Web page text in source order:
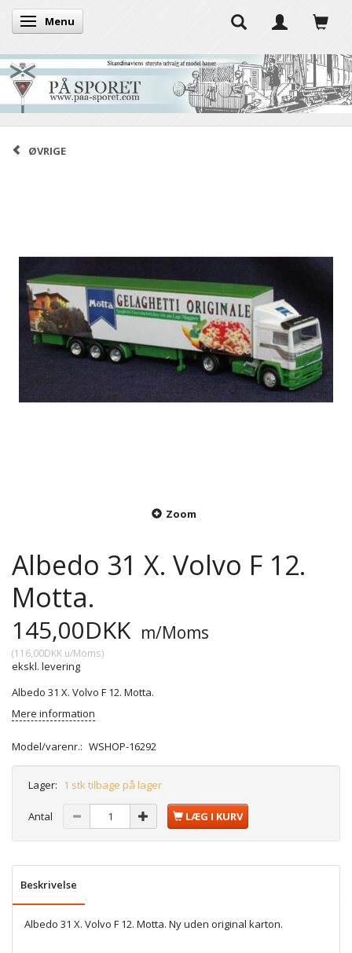
Skifte navigation
Menu
ØVRIGE
Zoom
Albedo 31 X. Volvo F 12.
Motta.
145,00DKK m/Moms
(116,00DKK u/Moms)
ekskl. levering
Albedo 31 X. Volvo F 12. Motta.
Mere information
Model/varenr.: WSHOP-16292
Lager: 1 stk tilbage på lager
Antal LÆG I KURV
Beskrivelse
Albedo 31 X. Volvo F 12. Motta. Ny uden original karton.